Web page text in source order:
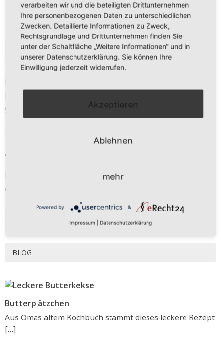
KONTAKT
97273 Kürnach
Tel. 09367 – 9889 473
anfrage@freier-kuechenplaner.de
oder nach Vereinbarung
NEWSLETTERANMELDUNG
BLOG
Butterplätzchen
Aus Omas altem Kochbuch stammt dieses leckere Rezept
[…]
verarbeiten wir und die beteiligten Drittunternehmen
Ihre personenbezogenen Daten zu unterschiedlichen
Zwecken. Detaillierte Informationen zu Zweck,
Rechtsgrundlage und Drittunternehmen finden Sie
unter der Schaltfläche „Weitere Informationen“ und in
unserer Datenschutzerklärung. Sie können Ihre
Einwilligung jederzeit widerrufen.
Akzeptieren
Ablehnen
mehr
Powered by &
Impressum Datenschutzerklärung